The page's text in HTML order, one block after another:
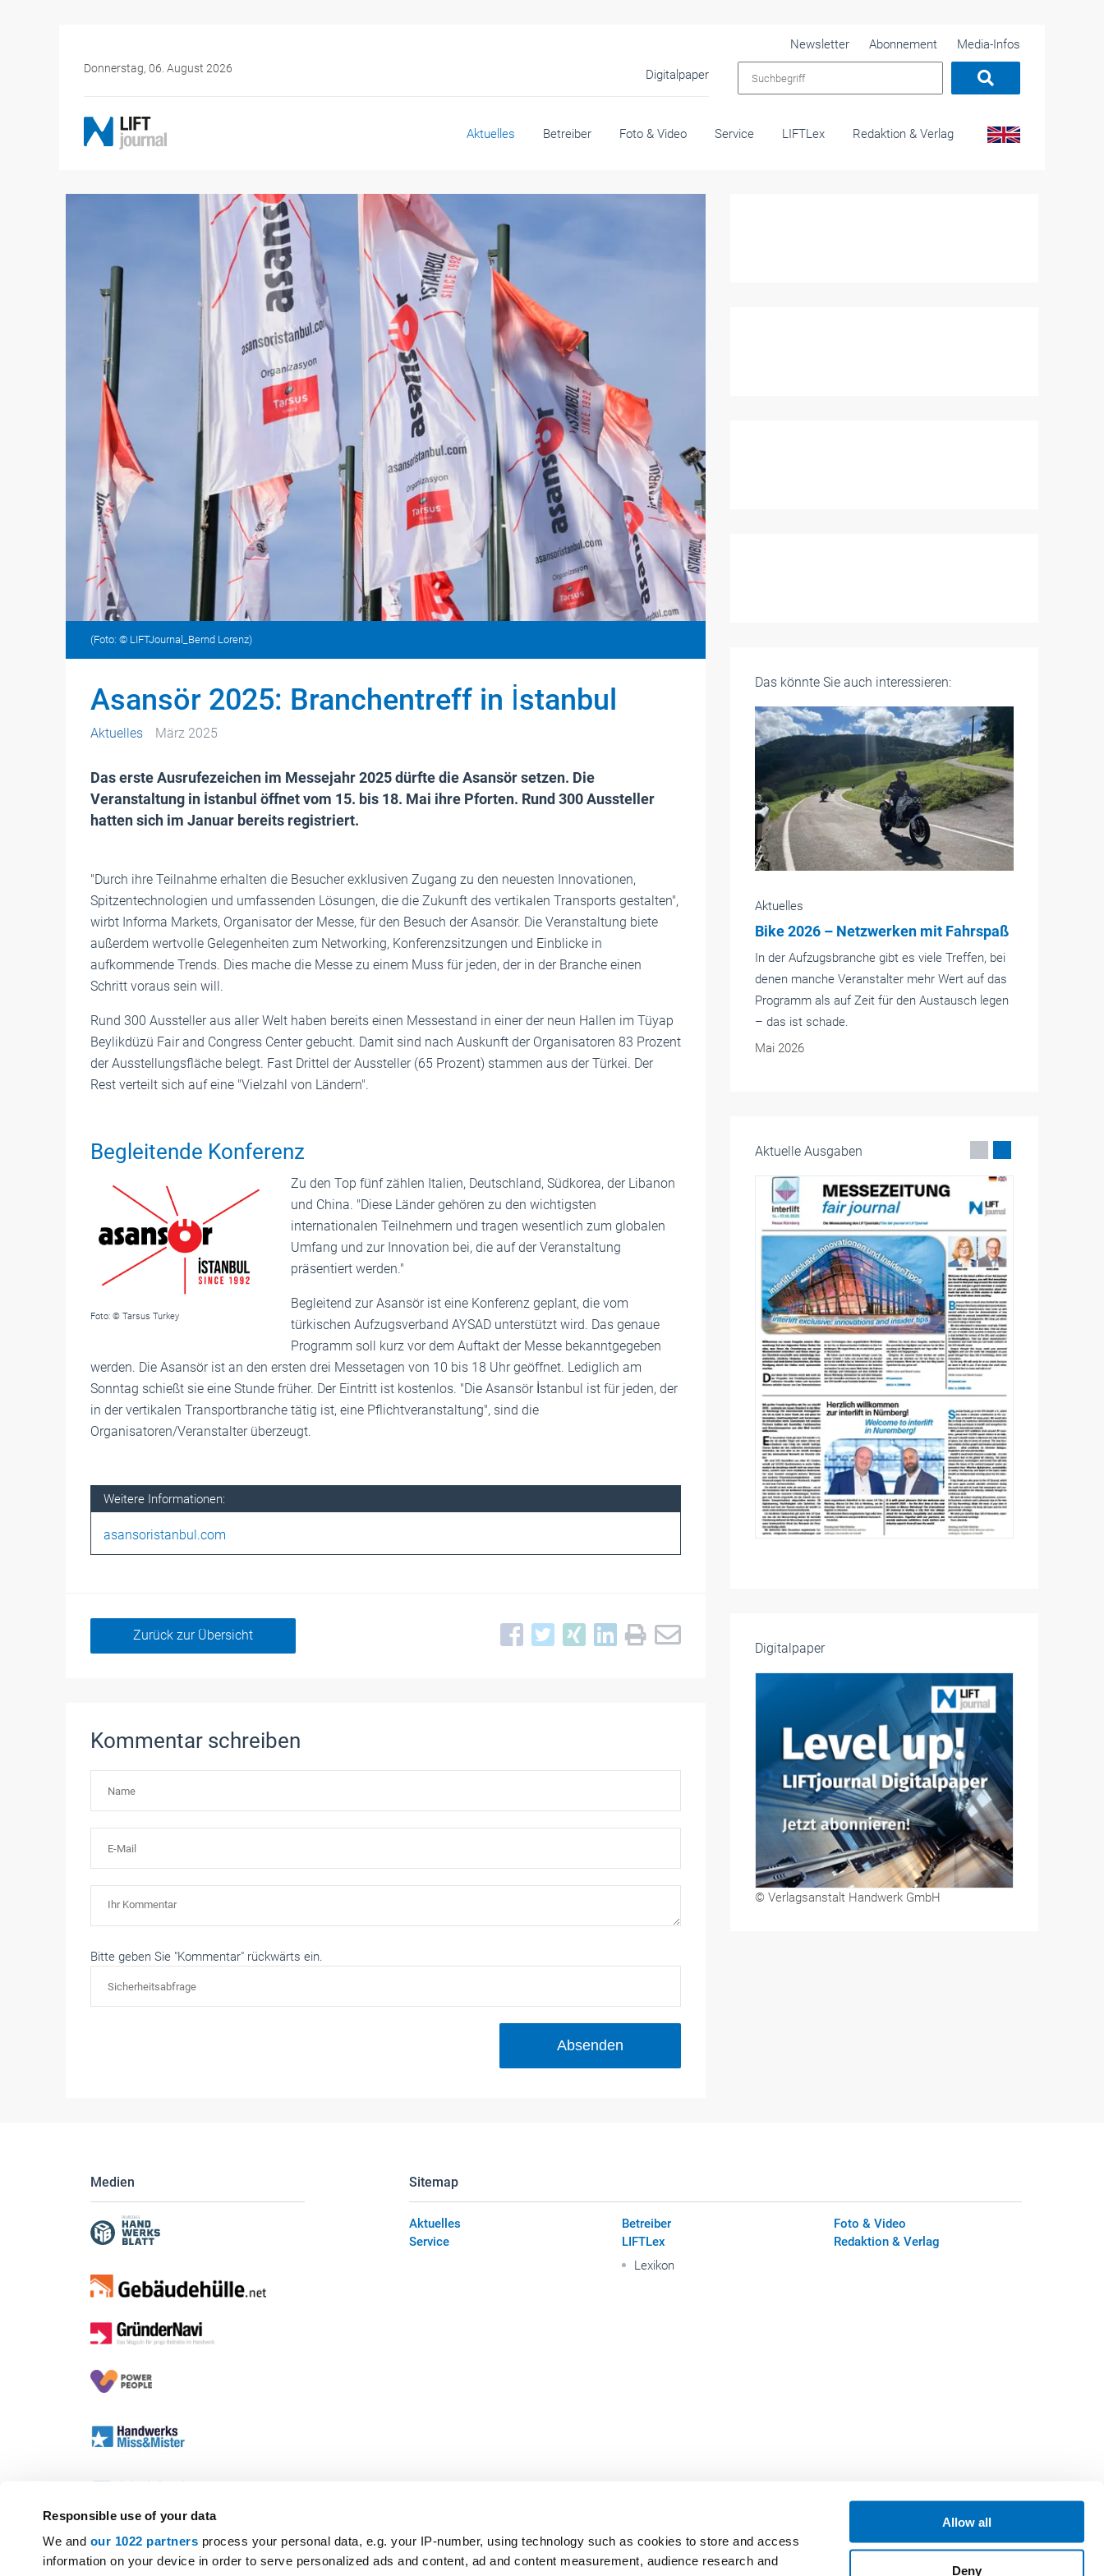
Responsible use of your data
We and our 1022 partners process your personal data, e.g. your IP-number, using technology such as cookies to store and access
information on your device in order to serve personalized ads and content, ad and content measurement, audience research and
Allow all
Deny
Donnerstag, 06. August 2026 Digitalpaper
Newsletter Abonnement Media-Infos
Aktuelles Betreiber Foto & Video Service LIFTLex Redaktion & Verlag
(Foto: © LIFTJournal_Bernd Lorenz)
Asansör 2025: Branchentreff in İstanbul
Aktuelles März 2025
Das erste Ausrufezeichen im Messejahr 2025 dürfte die Asansör setzen. Die
Veranstaltung in İstanbul öffnet vom 15. bis 18. Mai ihre Pforten. Rund 300 Aussteller
hatten sich im Januar bereits registriert.
"Durch ihre Teilnahme erhalten die Besucher exklusiven Zugang zu den neuesten Innovationen,
Spitzentechnologien und umfassenden Lösungen, die die Zukunft des vertikalen Transports gestalten",
wirbt Informa Markets, Organisator der Messe, für den Besuch der Asansör. Die Veranstaltung biete
außerdem wertvolle Gelegenheiten zum Networking, Konferenzsitzungen und Einblicke in
aufkommende Trends. Dies mache die Messe zu einem Muss für jeden, der in der Branche einen
Schritt voraus sein will.
Rund 300 Aussteller aus aller Welt haben bereits einen Messestand in einer der neun Hallen im Tüyap
Beylikdüzü Fair and Congress Center gebucht. Damit sind nach Auskunft der Organisatoren 83 Prozent
der Ausstellungsfläche belegt. Fast Drittel der Aussteller (65 Prozent) stammen aus der Türkei. Der
Rest verteilt sich auf eine "Vielzahl von Ländern".
Begleitende Konferenz
Foto: © Tarsus Turkey
Zu den Top fünf zählen Italien, Deutschland, Südkorea, der Libanon
und China. "Diese Länder gehören zu den wichtigsten
internationalen Teilnehmern und tragen wesentlich zum globalen
Umfang und zur Innovation bei, die auf der Veranstaltung
präsentiert werden."
Begleitend zur Asansör ist eine Konferenz geplant, die vom
türkischen Aufzugsverband AYSAD unterstützt wird. Das genaue
Programm soll kurz vor dem Auftakt der Messe bekanntgegeben
werden. Die Asansör ist an den ersten drei Messetagen von 10 bis 18 Uhr geöffnet. Lediglich am
Sonntag schießt sie eine Stunde früher. Der Eintritt ist kostenlos. "Die Asansör İstanbul ist für jeden, der
in der vertikalen Transportbranche tätig ist, eine Pflichtveranstaltung", sind die
Organisatoren/Veranstalter überzeugt.
Weitere Informationen:
asansoristanbul.com
Zurück zur Übersicht
Kommentar schreiben
Bitte geben Sie "Kommentar" rückwärts ein.
Absenden
Das könnte Sie auch interessieren:
Aktuelles
Bike 2026 – Netzwerken mit Fahrspaß
In der Aufzugsbranche gibt es viele Treffen, bei
– das ist schade.
Mai 2026
Aktuelles
Normen EN ISO 8100-1/2:2026 –
globale Normen für Aufzüge
Die Normen EN 81-20/50 sind die wichtigsten
Sicherheitsnormen für Aufzüge. Sie wurden
überarbeitet, sodass jetzt die Normen EN ISO
8100-1/2:2026 vorliegen.
Aktuelle Ausgaben
Digitalpaper
© Verlagsanstalt Handwerk GmbH
Medien Sitemap
Aktuelles Betreiber
Foto & Video
Service
LIFTLex
Lexikon
Redaktion & Verlag